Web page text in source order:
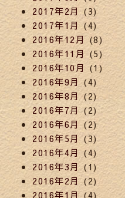
2017年2月 (3)
2017年1月 (4)
2016年12月(8)
2016年11月 (5)
2016年10月 (1)
2016年9月 (4)
2016年8月 (2)
2016年7月 (2)
2016年6月 (2)
2016年5月 (3)
2016年4月(4)
2016年3月(1)
2016年2月(2)
2016年1月(4)